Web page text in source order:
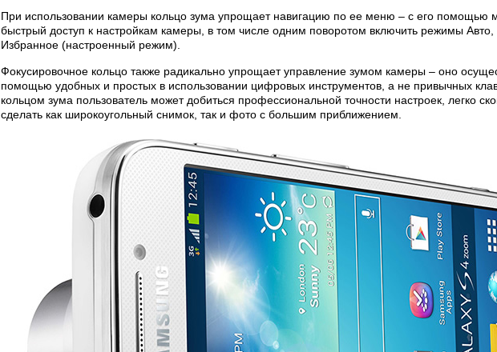
При использовании камеры кольцо зума упрощает навигацию по ее меню – с его помощью
быстрый доступ к настройкам камеры, в том числе одним поворотом включить режимы Авто,
Избранное (настроенный режим).
Фокусировочное кольцо также радикально упрощает управление зумом камеры – оно
помощью удобных и простых в использовании цифровых инструментов, а не привычных
кольцом зума пользователь может добиться профессиональной точности настроек, легко
сделать как широкоугольный снимок, так и фото с большим приближением.